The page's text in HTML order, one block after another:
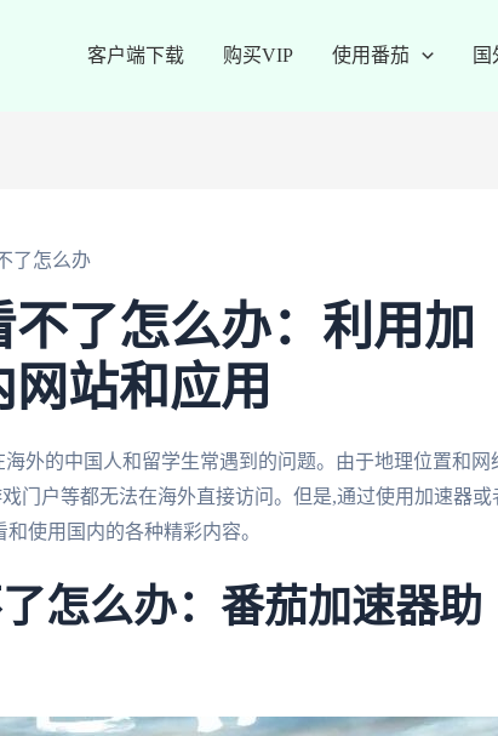
客户端下载 购买VIP 使用番茄
了怎么办
了怎么办：利用加
站和应用
外的中国人和留学生常遇到的问题。由于地理位置和网
门户等都无法在海外直接访问。但是,通过使用加速器或
使用国内的各种精彩内容。
怎么办：番茄加速器助